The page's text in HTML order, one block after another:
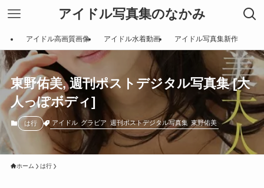
アイドル写真集のなかみ
アイドル高画質画像 アイドル水着動画 アイドル写真集新作
東野佑美, 週刊ポストデジタル写真集 [大
人っぽボディ]
は行 アイドル グラビア 週刊ポストデジタル写真集 東野佑美
ホーム は行